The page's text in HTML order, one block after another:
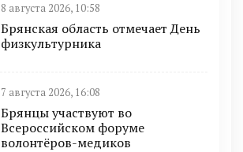
8 августа 2026, 10:58
Брянская область отмечает День
физкультурника
7 августа 2026, 16:08
Брянцы участвуют во
Всероссийском форуме
волонтёров-медиков